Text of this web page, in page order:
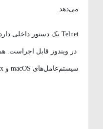
می‌دهد.
در ویندوز قابل اجراست.
سیستم‌عامل‌های macOS و Linux نیز وجود دارد.